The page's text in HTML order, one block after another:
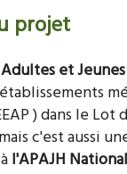
projet
et
) dans le
c'est aussi
l'APAJH